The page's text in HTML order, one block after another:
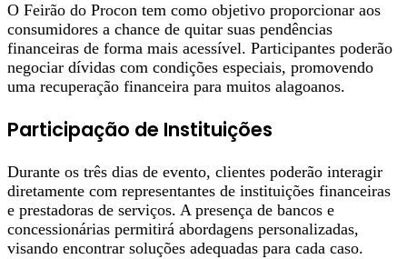
O Feirão do Procon tem como objetivo proporcionar aos
consumidores a chance de quitar suas pendências
financeiras de forma mais acessível. Participantes poderão
negociar dívidas com condições especiais, promovendo
uma recuperação financeira para muitos alagoanos.
Participação de Instituições
Durante os três dias de evento, clientes poderão interagir
diretamente com representantes de instituições financeiras
e prestadoras de serviços. A presença de bancos e
concessionárias permitirá abordagens personalizadas,
visando encontrar soluções adequadas para cada caso.